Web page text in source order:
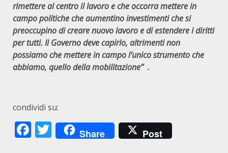
rimettere al centro il lavoro e che occorra mettere in
campo politiche che aumentino investimenti che si
preoccupino di creare nuovo lavoro e di estendere i diritti
per tutti. Il Governo deve capirlo, altrimenti non
possiamo che mettere in campo l’unico strumento che
abbiamo, quello della mobilitazione” .
condividi su:
Facebook
Twitter
Share Post